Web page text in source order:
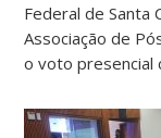
Federal de Santa
Associação de
o voto presencial